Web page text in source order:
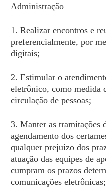
Administração
1. Realizar encontros e
preferencialmente, por
digitais;
2. Estimular o
eletrônico, como medida
circulação de pessoas;
3. Manter as tramitações
agendamento dos
qualquer prejuízo dos
atuação das equipes de
cumpram os prazos
comunicações eletrônicas;